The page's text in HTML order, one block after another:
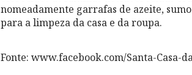
nomeadamente garrafas de azeite,
para a limpeza da casa e da roupa.
Fonte: www.facebook.com/Santa-Casa-